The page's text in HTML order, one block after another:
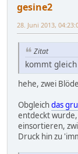
gesine2
28. Juni 2013,
Zitat
kommt
hehe, zwei
Obgleichdas
entdeckt
einsortieren,
Druck hin zu